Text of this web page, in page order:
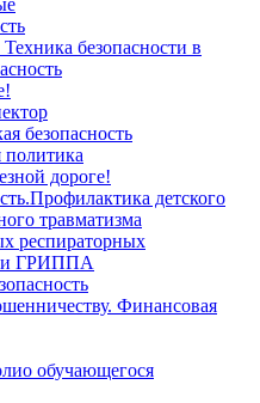
безопасности в
безопасность
дороге!
детского
травматизма
респираторных
и ГРИППА
Финансовая
обучающегося